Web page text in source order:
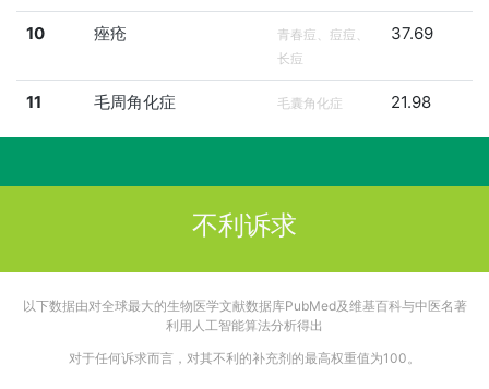
10 痤疮
青春痘、痘痘、
长痘
37.69
11 毛周角化症 毛囊角化症 21.98
不利诉求
以下数据由对全球最大的生物医学文献数据库PubMed及维基百科与中医名著
利用人工智能算法分析得出
对于任何诉求而言，对其不利的补充剂的最高权重值为100。